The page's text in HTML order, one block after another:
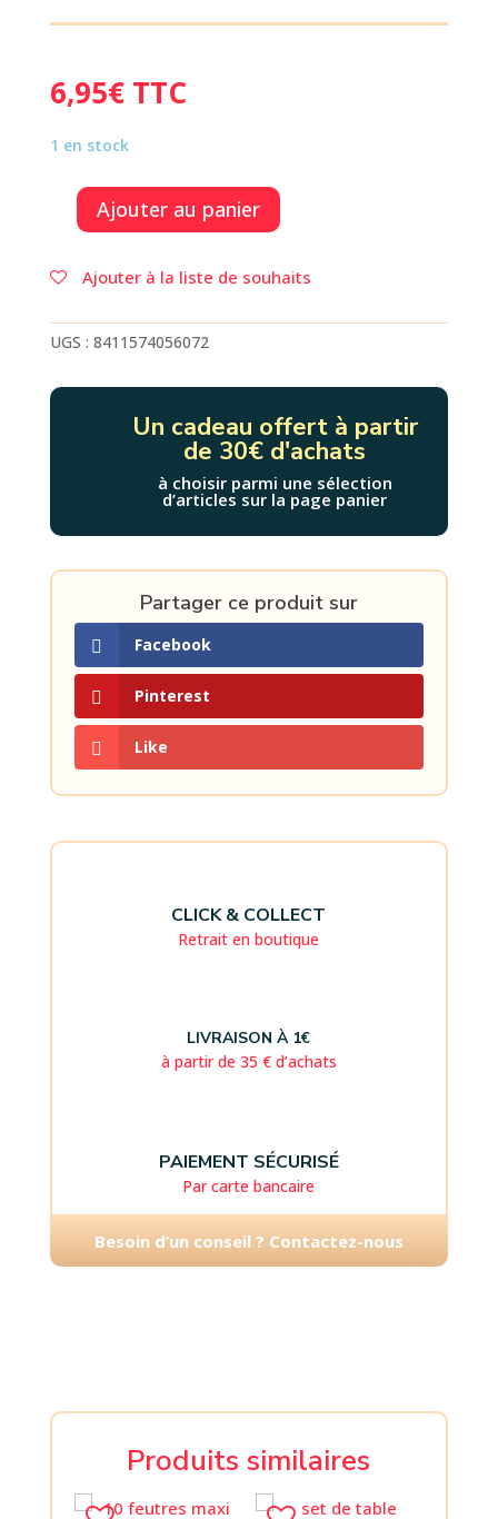
6,95€ TTC
1 en stock
quantité
10
FEUTRES
-
Ajouter au panier
Ajouter à la liste de souhaits
UGS : 8411574056072
Un cadeau offert à partir
de 30€ d'achats
à choisir parmi une sélection
d’articles sur la page panier
Partager ce produit sur
Facebook
Pinterest
Like
CLICK & COLLECT
Retrait en boutique
LIVRAISON À 1€
à partir de 35 € d’achats
PAIEMENT SÉCURISÉ
Par carte bancaire
Besoin d’un conseil ? Contactez-nous
Produits similaires